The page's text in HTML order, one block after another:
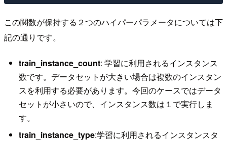
この関数が保持する２つのハイパーパラメータについては下
記の通りです。
train_instance_count: 学習に利用されるインスタンス
数です。データセットが大きい場合は複数のインスタン
スを利用する必要があります。今回のケースではデータ
セットが小さいので、インスタンス数は１で実行しま
す。
train_instance_type:学習に利用されるインスタンスタ